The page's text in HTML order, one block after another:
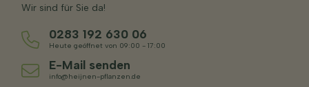
Wir sind für Sie da!
0283 192 630 06
Heute geöffnet von 09:00 - 17:00
E-Mail senden
info@heijnen-pflanzen.de